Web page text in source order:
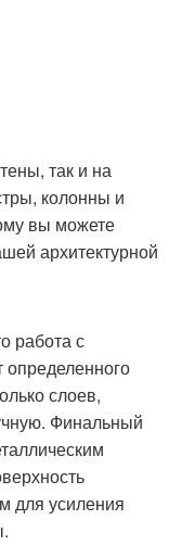
так и на
колонны и
вы можете
архитектурной
работа с
определенного
слоев,
Финальный
для усиления